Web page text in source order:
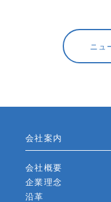
ニュ
会社案内
会社概要
企業理念
沿革